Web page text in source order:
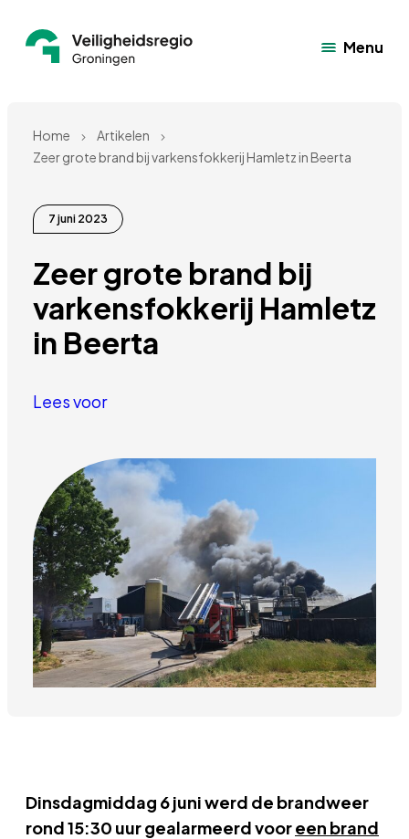
Menu
Home
Artikelen
Zeer grote brand bij varkensfokkerij Hamletz in Beerta
7 juni 2023
Zeer grote brand bij
varkensfokkerij Hamletz
in Beerta
Lees voor
Dinsdagmiddag 6 juni werd de brandweer
rond 15:30 uur gealarmeerd vooreen brand